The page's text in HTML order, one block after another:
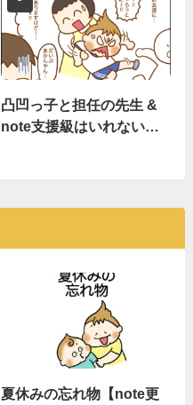
凸凹っ子と担任の先生 &
note支援級はいれない…
夏休みの忘れ物【note更